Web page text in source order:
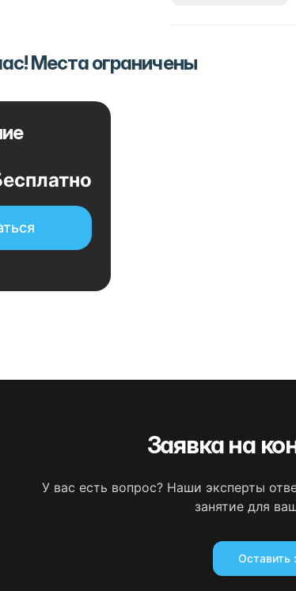
Места ограничены
Заявка на
У вас есть вопрос? Наши эксперты
занятие для
Оставить